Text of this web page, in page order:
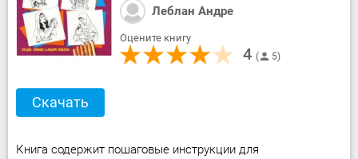
Леблан Андре
Оцените книгу
4 5
Скачать
Книга содержит пошаговые инструкции для